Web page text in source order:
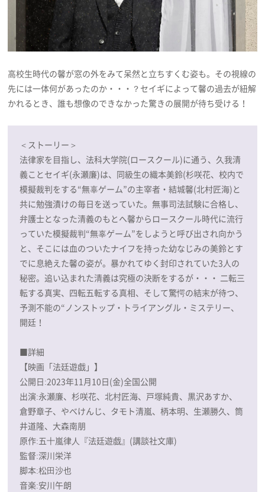
高校生時代の馨が窓の外をみて呆然と立ちすくむ姿も。その視線の
先には一体何があったのか・・・？セイギによって馨の過去が紐解
かれるとき、誰も想像のできなかった驚きの展開が待ち受ける！
＜ストーリー＞
法律家を目指し、法科大学院(ロースクール)に通う、久我清
義ことセイギ(永瀬廉)は、同級生の織本美鈴(杉咲花、校内で
模擬裁判をする“無辜ゲーム”の主宰者・結城馨(北村匠海)と
共に勉強漬けの毎日を送っていた。無事司法試験に合格し、
弁護士となった清義のもとへ馨からロースクール時代に流行
っていた模擬裁判“無辜ゲーム”をしようと呼び出され向かう
と、そこには血のついたナイフを持った幼なじみの美鈴とす
でに息絶えた馨の姿が。暴かれてゆく封印されていた3人の
秘密。追い込まれた清義は究極の決断をするが・・・ 二転三
転する真実、四転五転する真相、そして驚愕の結末が待つ、
予測不能の“ノンストップ・トライアングル・ミステリー、
開廷！
■詳細
【映画「法廷遊戯」】
公開日:2023年11月10日(金)全国公開
出演:永瀬廉、杉咲花、北村匠海、戸塚純貴、黒沢あすか、
倉野章子、やべけんじ、タモト清嵐、柄本明、生瀬勝久、筒
井道隆、大森南朋
原作:五⼗嵐律⼈『法廷遊戯』(講談社文庫)
監督:深川栄洋
脚本:松⽥沙也
音楽:安川午朗